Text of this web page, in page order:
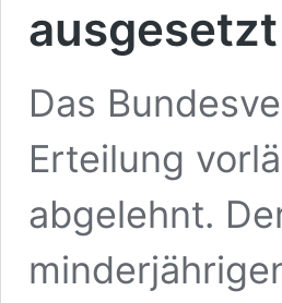
ausgesetzt
Das
Erteilung
abgelehnt.